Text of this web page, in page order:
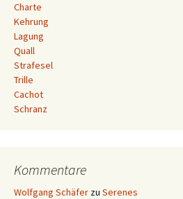
Charte
Kehrung
Lagung
Quall
Strafesel
Trille
Cachot
Schranz
Kommentare
Wolfgang Schäfer zu Serenes